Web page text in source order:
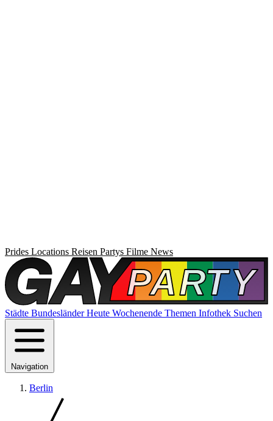
Prides Locations Reisen Partys Filme News
Städte BundesländerHeute Wochenende Themen Infothek Suchen
Navigation
Berlin